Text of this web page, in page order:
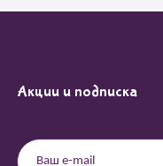
Акции и подписка